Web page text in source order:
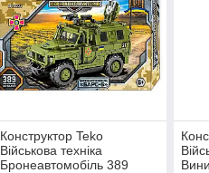
Конструктор Teko
Військова техніка
Бронеавтомобіль 389